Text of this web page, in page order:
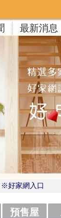
最新消息
網入口
預售屋